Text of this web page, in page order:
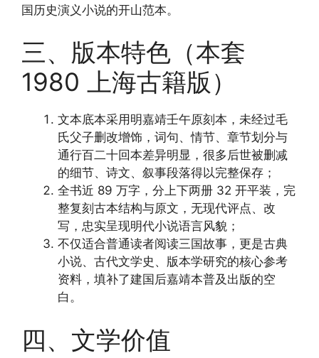
国历史演义小说的开山范本。
三、版本特色（本套
1980 上海古籍版）
文本底本采用明嘉靖壬午原刻本，未经过毛
氏父子删改增饰，词句、情节、章节划分与
通行百二十回本差异明显，很多后世被删减
的细节、诗文、叙事段落得以完整保存；
全书近 89 万字，分上下两册 32 开平装，完
整复刻古本结构与原文，无现代评点、改
写，忠实呈现明代小说语言风貌；
不仅适合普通读者阅读三国故事，更是古典
小说、古代文学史、版本学研究的核心参考
资料，填补了建国后嘉靖本普及出版的空
白。
四、文学价值